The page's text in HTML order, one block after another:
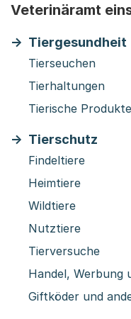
Veterinäramt
Tiergesundheit
Tierseuchen
Tierhaltungen
Tierische
Tierschutz
Findeltiere
Heimtiere
Wildtiere
Nutztiere
Tierversuche
Handel, Werbung
Giftköder und